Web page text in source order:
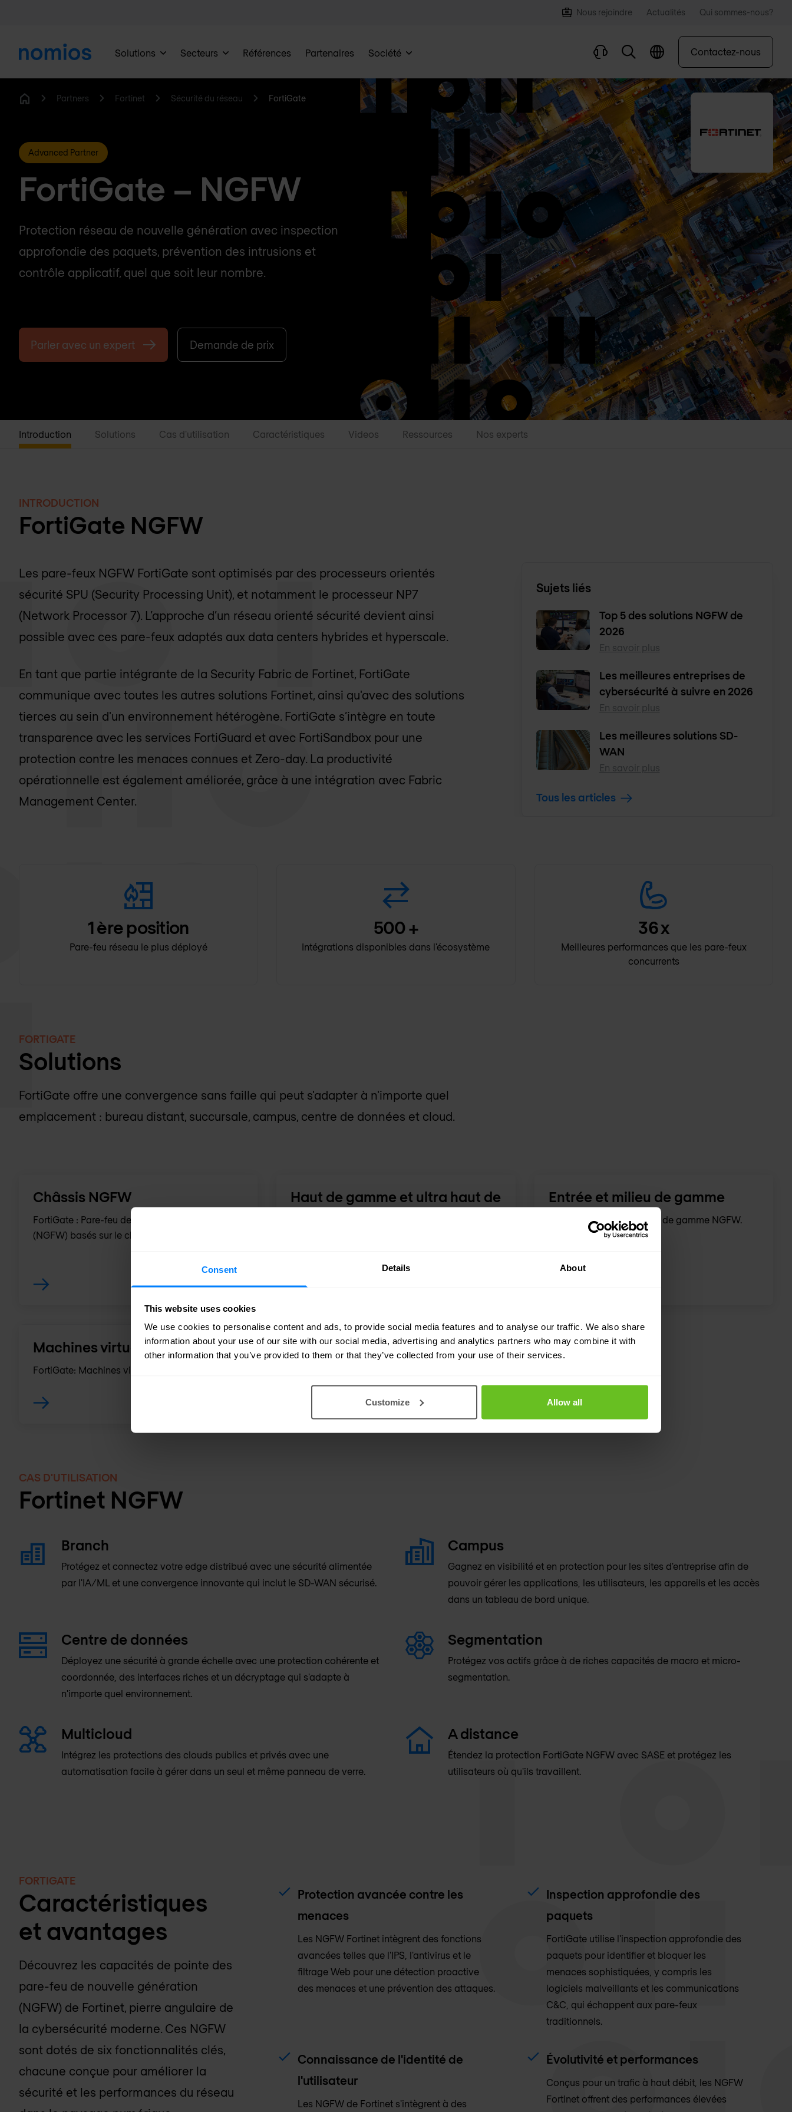
Consent Details About
This website uses cookies
We use cookies to personalise content and ads, to provide social media features and to analyse our traffic. We also share
information about your use of our site with our social media, advertising and analytics partners who may combine it with
other information that you’ve provided to them or that they’ve collected from your use of their services.
Customize Allow all
Nous rejoindre Actualités Qui sommes-nous?
Solutions Secteurs Références Partenaires Société Contactez-nous
Partners Fortinet Sécurité du réseau FortiGate
Advanced Partner
FortiGate – NGFW
Protection réseau de nouvelle génération avec inspection
approfondie des paquets, prévention des intrusions et
contrôle applicatif, quel que soit leur nombre.
Parler avec un expert Demande de prix
Introduction Solutions Cas d'utilisation Caractéristiques Videos Ressources Nos experts
INTRODUCTION
FortiGate NGFW
Les pare-feux NGFW FortiGate sont optimisés par des processeurs orientés
sécurité SPU (Security Processing Unit), et notamment le processeur NP7
(Network Processor 7). L’approche d’un réseau orienté sécurité devient ainsi
possible avec ces pare-feux adaptés aux data centers hybrides et hyperscale.
En tant que partie intégrante de la Security Fabric de Fortinet, FortiGate
communique avec toutes les autres solutions Fortinet, ainsi qu'avec des solutions
tierces au sein d'un environnement hétérogène. FortiGate s’intègre en toute
transparence avec les services FortiGuard et avec FortiSandbox pour une
protection contre les menaces connues et Zero-day. La productivité
opérationnelle est également améliorée, grâce à une intégration avec Fabric
Management Center.
Sujets liés
Top 5 des solutions NGFW de
2026
En savoir plus
Les meilleures entreprises de
cybersécurité à suivre en 2026
En savoir plus
Les meilleures solutions SD-
WAN
En savoir plus
Tous les articles
1ère position
Pare-feu réseau le plus déployé
500+
Intégrations disponibles dans l'écosystème
36x
Meilleures performances que les pare-feux
concurrents
FORTIGATE
Solutions
FortiGate offre une convergence sans faille qui peut s'adapter à n'importe quel
emplacement : bureau distant, succursale, campus, centre de données et cloud.
Châssis NGFW
FortiGate : Pare-feu de nouvelle génération
(NGFW) basés sur le châssis.
Haut de gamme et ultra haut de
gamme
Entrée et milieu de gamme
FortiGate: Entrée et milieu de gamme NGFW.
Machines virtuelles
FortiGate: Machines virtuelles NGFW
CAS D'UTILISATION
Fortinet NGFW
Branch
Protégez et connectez votre edge distribué avec une sécurité alimentée
par l'IA/ML et une convergence innovante qui inclut le SD-WAN sécurisé.
Campus
Gagnez en visibilité et en protection pour les sites d'entreprise afin de
pouvoir gérer les applications, les utilisateurs, les appareils et les accès
dans un tableau de bord unique.
Centre de données
Déployez une sécurité à grande échelle avec une protection cohérente et
coordonnée, des interfaces riches et un décryptage qui s'adapte à
n'importe quel environnement.
Segmentation
Protégez vos actifs grâce à de riches capacités de macro et micro-
segmentation.
Multicloud
Intégrez les protections des clouds publics et privés avec une
automatisation facile à gérer dans un seul et même panneau de verre.
A distance
Étendez la protection FortiGate NGFW avec SASE et protégez les
utilisateurs où qu'ils travaillent.
FORTIGATE
Caractéristiques
et avantages
Découvrez les capacités de pointe des
pare-feu de nouvelle génération
(NGFW) de Fortinet, pierre angulaire de
la cybersécurité moderne. Ces NGFW
sont dotés de six fonctionnalités clés,
chacune conçue pour améliorer la
sécurité et les performances du réseau
Protection avancée contre les
menaces
Les NGFW Fortinet intègrent des fonctions
avancées telles que l'IPS, l'antivirus et le
filtrage Web pour une détection proactive
des menaces et une prévention des attaques.
Inspection approfondie des
paquets
FortiGate utilise l'inspection approfondie des
paquets pour identifier et bloquer les
menaces sophistiquées, y compris les
logiciels malveillants et les communications
C&C, qui échappent aux pare-feux
traditionnels.
Connaissance de l'identité de
l'utilisateur
Les NGFW de Fortinet s'intègrent à des
Évolutivité et performances
Conçus pour un trafic à haut débit, les NGFW
Fortinet offrent des performances élevées